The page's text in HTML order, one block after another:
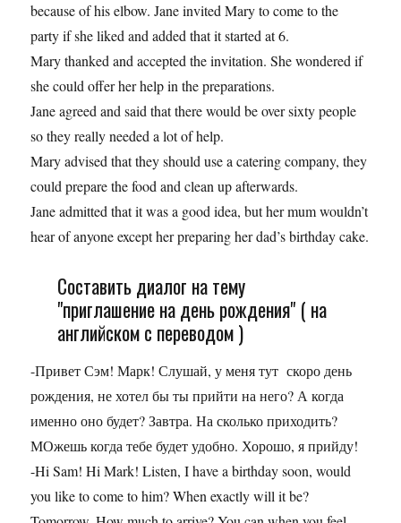
because of his elbow. Jane invited Mary to come to the
party if she liked and added that it started at 6.
Mary thanked and accepted the invitation. She wondered if
she could offer her help in the preparations.
Jane agreed and said that there would be over sixty people
so they really needed a lot of help.
Mary advised that they should use a catering company, they
could prepare the food and clean up afterwards.
Jane admitted that it was a good idea, but her mum wouldn’t
hear of anyone except her preparing her dad’s birthday cake.
Составить диалог на тему
"приглашение на день рождения" ( на
английском с переводом )
-Привет Сэм! Марк! Слушай, у меня тут скоро день
рождения, не хотел бы ты прийти на него? А когда
именно оно будет? Завтра. На сколько приходить?
МОжешь когда тебе будет удобно. Хорошо, я прийду!
-Hi Sam! Hi Mark! Listen, I have a birthday soon, would
you like to come to him? When exactly will it be?